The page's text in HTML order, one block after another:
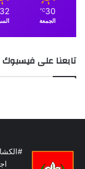
30
℃
الجمعة
تابعنا على فيسبوك